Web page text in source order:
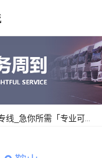
_急你所需「专业可靠」